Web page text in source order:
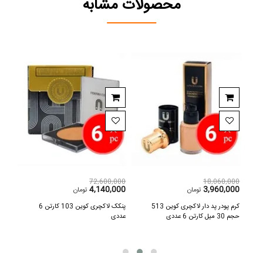
محصولات مشابه
72,600,000
4,140,000 تومان
پنکک لاکچری کوین 103 کارتن 6
عددی
18,060,000
3,960,000 تومان
کرم پودر پد دار لاکچری کوین 513
حجم 30 میل کارتن 6 عددی